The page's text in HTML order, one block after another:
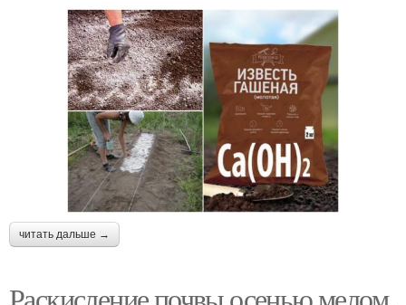
читать дальше →